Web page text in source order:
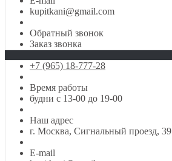
kupitkani@gmail.com
Обратный звонок
Заказ звонка
+7 (965) 18-777-28
Время работы
будни с 13-00 до 19-00
Наш адрес
г. Москва, Сигнальный проезд, 39
E-mail